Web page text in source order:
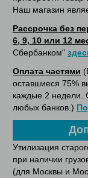
Наш магазин
Рассрочка без
6, 9, 10 или 12
Сбербанком"
Оплата частями
оставшиеся 75%
каждые 2 недели.
любых банков.)
Утилизация
при наличии
(для Москвы и